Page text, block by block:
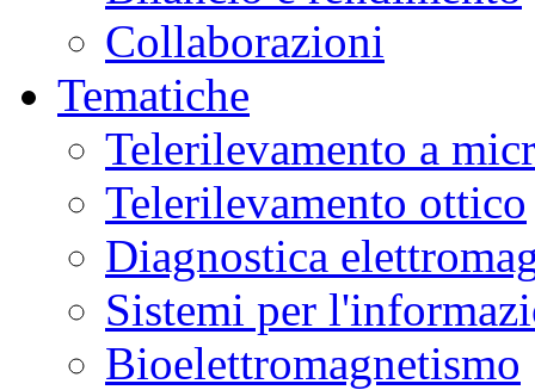
Collaborazioni
Tematiche
Telerilevamento a
Telerilevamento ottico
Diagnostica
Sistemi per
Bioelettromagnetismo